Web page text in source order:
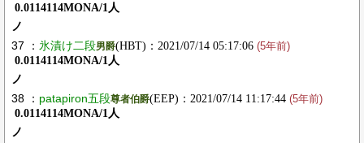
0.0114114MONA/1人
ノ
37 ： 氷漬け二段男爵(HBT)：2021/07/14 05:17:06 (5年前)
0.0114114MONA/1人
ノ
38 ： patapiron五段尊者伯爵(EEP)：2021/07/14 11:17:44 (5年前)
0.0114114MONA/1人
ノ